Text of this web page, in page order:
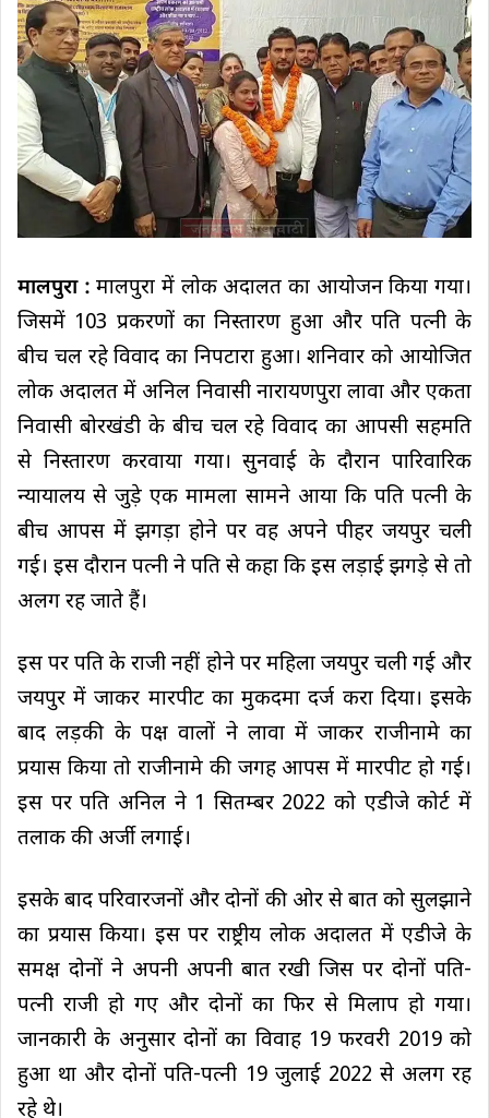
मालपुरा : मालपुरा में लोक अदालत का आयोजन किया गया।
जिसमें 103 प्रकरणों का निस्तारण हुआ और पति पत्नी के
बीच चल रहे विवाद का निपटारा हुआ। शनिवार को आयोजित
लोक अदालत में अनिल निवासी नारायणपुरा लावा और एकता
निवासी बोरखंडी के बीच चल रहे विवाद का आपसी सहमति
से निस्तारण करवाया गया। सुनवाई के दौरान पारिवारिक
न्यायालय से जुड़े एक मामला सामने आया कि पति पत्नी के
बीच आपस में झगड़ा होने पर वह अपने पीहर जयपुर चली
गई। इस दौरान पत्नी ने पति से कहा कि इस लड़ाई झगड़े से तो
अलग रह जाते हैं।
इस पर पति के राजी नहीं होने पर महिला जयपुर चली गई और
जयपुर में जाकर मारपीट का मुकदमा दर्ज करा दिया। इसके
बाद लड़की के पक्ष वालों ने लावा में जाकर राजीनामे का
प्रयास किया तो राजीनामे की जगह आपस में मारपीट हो गई।
इस पर पति अनिल ने 1 सितम्बर 2022 को एडीजे कोर्ट में
तलाक की अर्जी लगाई।
इसके बाद परिवारजनों और दोनों की ओर से बात को सुलझाने
का प्रयास किया। इस पर राष्ट्रीय लोक अदालत में एडीजे के
समक्ष दोनों ने अपनी अपनी बात रखी जिस पर दोनों पति-
पत्नी राजी हो गए और दोनों का फिर से मिलाप हो गया।
जानकारी के अनुसार दोनों का विवाह 19 फरवरी 2019 को
हुआ था और दोनों पति-पत्नी 19 जुलाई 2022 से अलग रह
रहे थे।